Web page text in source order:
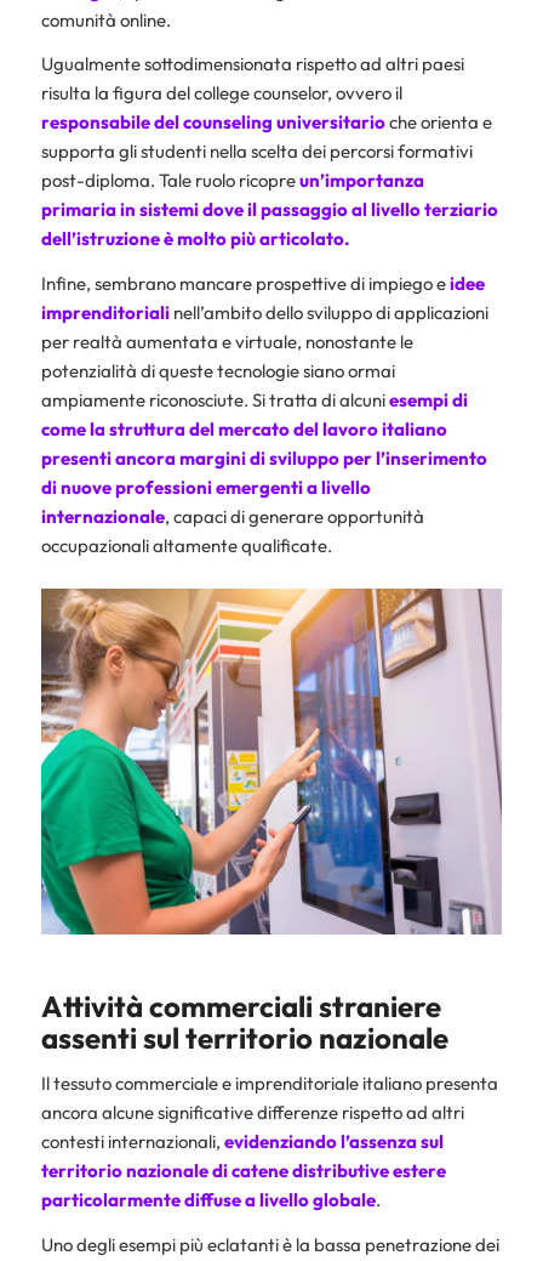
comunità online.
Ugualmente sottodimensionata rispetto ad altri paesi
risulta la figura del college counselor, ovvero il
responsabile del counseling universitarioche orienta e
supporta gli studenti nella scelta dei percorsi formativi
post-diploma. Tale ruolo ricopreun’importanza
primaria in sistemi dove il passaggio al livello terziario
dell’istruzione è molto più articolato.
Infine, sembrano mancare prospettive di impiego eidee
imprenditorialinell’ambito dello sviluppo di applicazioni
per realtà aumentata e virtuale, nonostante le
potenzialità di queste tecnologie siano ormai
ampiamente riconosciute. Si tratta di alcuniesempi di
come la struttura del mercato del lavoro italiano
presenti ancora margini di sviluppo per l’inserimento
di nuove professioni emergenti a livello
internazionale, capaci di generare opportunità
occupazionali altamente qualificate.
Attività commerciali straniere
assenti sul territorio nazionale
Il tessuto commerciale e imprenditoriale italiano presenta
ancora alcune significative differenze rispetto ad altri
contesti internazionali, evidenziando l’assenza sul
territorio nazionale di catene distributive estere
particolarmente diffuse a livello globale.
Uno degli esempi più eclatanti è la bassa penetrazione dei